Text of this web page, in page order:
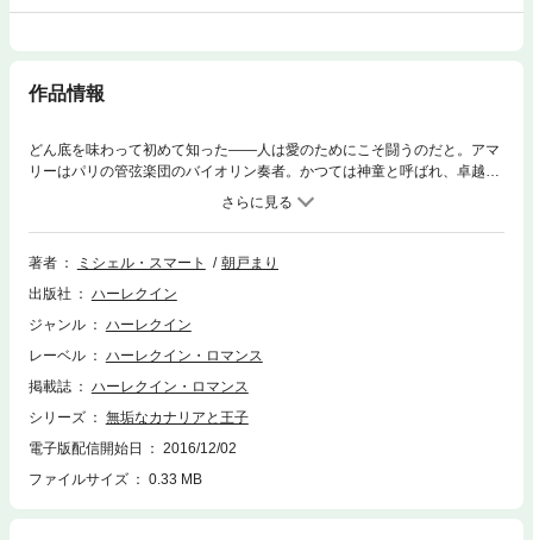
作品情報
どん底を味わって初めて知った――人は愛のためにこそ闘うのだと。アマ
リーはパリの管弦楽団のバイオリン奏者。かつては神童と呼ばれ、卓越し
た才能を輝かせていたが、ある出来事をきっかけに心を閉ざしたまま、今
は面影もない。いつものように楽屋でひとり練習に没頭していた彼女は、
突然現れたゴージャスな男性に声をかけられ、固まった。彼はヨーロッパ
の小国、アゴン王国の王子タロスだと名乗り、アゴン王の即位記念音楽祭
団は解散することになる、と。なんて横暴なの！ 演奏したくても……今
の私にはできないのに。■ヨーロッパ中の女性から、“理想の恋人”に選ばれ
バイオリニスト、アマリーでした。しかも彼女には隠された秘密が……。
著者 ミシェル・スマート
朝戸まり
出版社
ハーレクイン
ジャンル
ハーレクイン
レーベル
ハーレクイン・ロマンス
掲載誌
ハーレクイン・ロマンス
シリーズ
無垢なカナリアと王子
電子版配信開始日
2016/12/02
ファイルサイズ
0.33 MB